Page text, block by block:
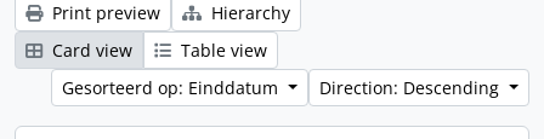
Print preview
Hierarchy
Card view
Table view
Gesorteerd op: Einddatum
Direction: Descending